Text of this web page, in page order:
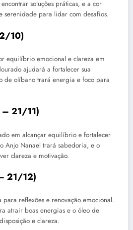
soluções práticas, e a cor
serenidade para lidar com desafios.
10)
equilíbrio emocional e clareza em
ajudará a fortalecer sua
de olíbano trará energia e foco para
21/11)
em alcançar equilíbrio e fortalecer
Anjo Nanael trará sabedoria, e o
clareza e motivação.
21/12)
para reflexões e renovação emocional.
atrair boas energias e o óleo de
e clareza.